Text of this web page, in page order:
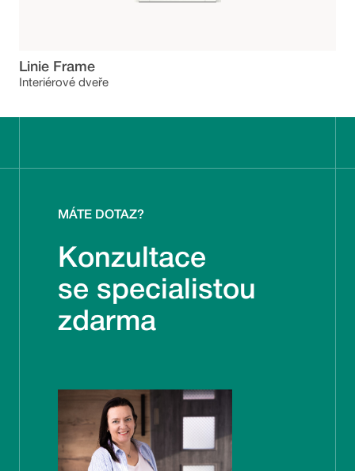
Linie Frame
Interiérové dveře
MÁTE DOTAZ?
Konzultace
se specialistou
zdarma